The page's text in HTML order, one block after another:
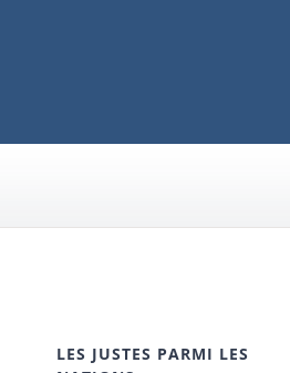
LES JUSTES PARMI LES